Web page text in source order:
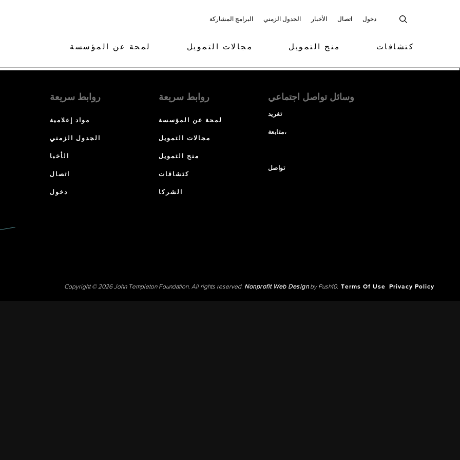
البرامج المشاركة الجدول الزمني الأخبار اتصال دخول
لمحة عن المؤسسة مجالات التمويل منح التمويل كتشافات
روابط سريعة
مواد إعلامية
الجدول الزمني
الأخبا
اتصال
دخول
روابط سريعة
لمحة عن المؤسسة
مجالات التمويل
منح التمويل
كتشافات
الشركا
وسائل تواصل اجتماعي
تغريد
متابعة،
تواصل
Copyright © 2026 John Templeton Foundation. All rights reserved. Nonprofit Web Designby Push10. Terms Of Use Privacy Policy